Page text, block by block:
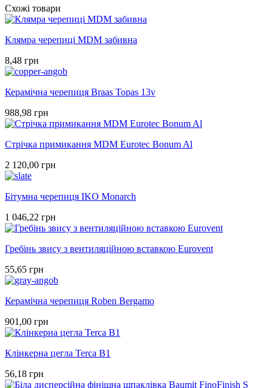
Схожі товари
Клямра черепиці MDM забивна
8,48 грн
Керамічна черепиця Braas Topas 13v
988,98 грн
Стрічка примикання MDM Eurotec Bonum Al
2 120,00 грн
Бітумна черепиця IKO Monarch
1 046,22 грн
Гребінь звису з вентиляційною вставкою Eurovent
55,65 грн
Керамічна черепиця Roben Bergamo
901,00 грн
Клінкерна цегла Terca B1
56,18 грн